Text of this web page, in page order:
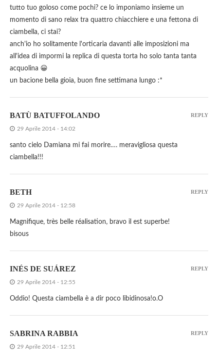
tutto tuo goloso come pochi? ce lo imponiamo insieme un
momento di sano relax tra quattro chiacchiere e una fettona di
ciambella, ci stai?
anch'io ho solitamente l'orticaria davanti alle imposizioni ma
all'idea di impormi la replica di questa torta ho solo tanta tanta
acquolina 😀
un bacione bella gioia, buon fine settimana lungo :*
BATÙ BATUFFOLANDO
29 Aprile 2014 - 14:02
santo cielo Damiana mi fai morire…. meravigliosa questa
ciambella!!!
REPLY
BETH
29 Aprile 2014 - 12:58
Magnifique, très belle réalisation, bravo il est superbe!
bisous
REPLY
INÉS DE SUÁREZ
29 Aprile 2014 - 12:55
Oddio! Questa ciambella è a dir poco libidinosa!o.O
REPLY
SABRINA RABBIA
29 Aprile 2014 - 12:51
REPLY